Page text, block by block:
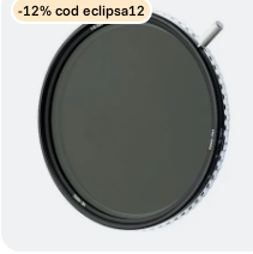
-12% cod eclipsa12